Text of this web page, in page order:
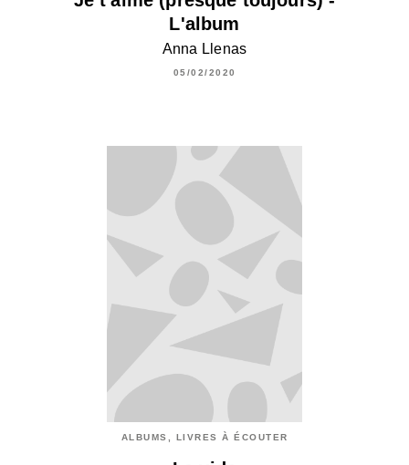
L'album
Anna Llenas
05/02/2020
ALBUMS, LIVRES À ÉCOUTER